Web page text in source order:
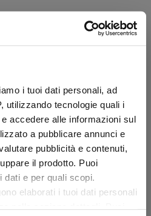
i tuoi dati personali, ad
utilizzando tecnologie quali i
accedere alle informazioni sul
a pubblicare annunci e
pubblicità e contenuti,
il prodotto. Puoi
dati e per quali scopi.
elaborati i tuoi dati personali